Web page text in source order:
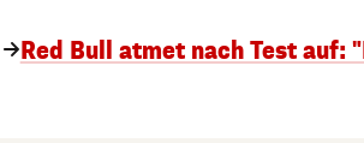
Red Bull atmet nach Test auf: